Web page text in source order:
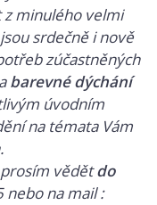
minulého velmi
srdečně i nově
zúčastněných
abarevné dýchání
úvodním
na témata Vám
vědětdo
nebo na mail :